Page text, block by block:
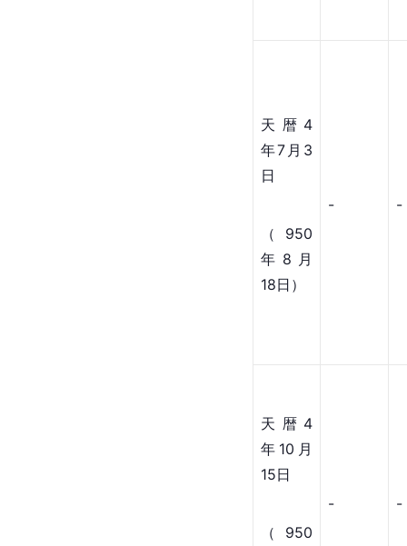
天暦4
年7月3
日
（950
年8月
18日）
- -
天暦4
年10月
15日
（950
- -